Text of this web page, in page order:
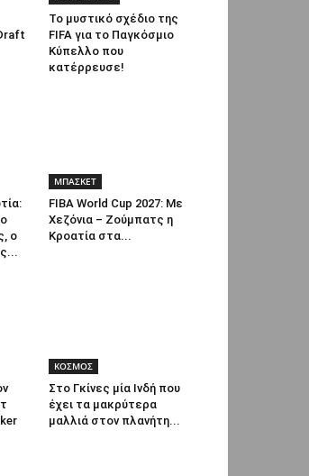
Το μυστικό σχέδιο της
FIFA για το Παγκόσμιο
Κύπελλο που
κατέρρευσε!
ο
ΜΠΑΣΚΕΤ
FIBA World Cup 2027: Με
Χεζόνια – Ζούμπατς η
Κροατία στα...
ΚΟΣΜΟΣ
Στο Γκίνες μία Ινδή που
έχει τα μακρύτερα
μαλλιά στον πλανήτη...